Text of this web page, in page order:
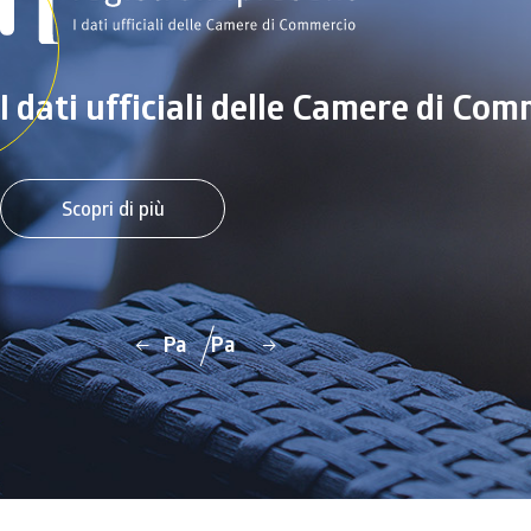
Ascolta il podcast
I dati ufficiali delle Camere di
Scopri di più